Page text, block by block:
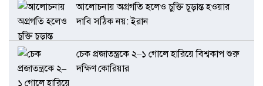
আলোচনায় অগ্রগতি হলেও চুক্তি চূড়ান্ত হওয়ার
দাবি সঠিক নয়: ইরান
চেক প্রজাতন্ত্রকে ২–১ গোলে হারিয়ে বিশ্বকাপ শুরু
দক্ষিণ কোরিয়ার